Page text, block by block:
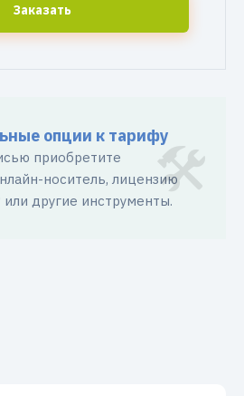
Заказать
опции к тарифу
приобретите
носитель, лицензию
другие инструменты.